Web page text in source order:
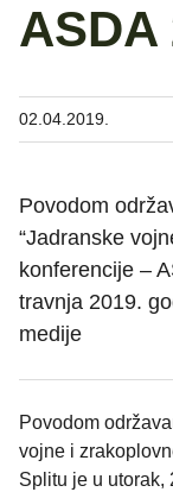
ASDA
02.04.2019.
Povodom
“Jadranske
konferencije –
travnja 2019.
medije
Povodom
vojne i
Splitu je u utorak,